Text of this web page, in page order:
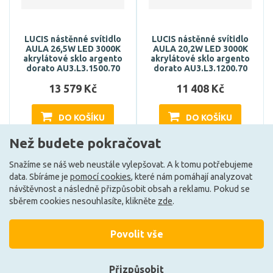
LUCIS nástěnné svítidlo
AULA 26,5W LED 3000K
akrylátové sklo argento
dorato AU3.L3.1500.70
13 579 Kč
DO KOŠÍKU
Může být u Vás 7. 9.
LUCIS nástěnné svítidlo
AULA 20,2W LED 3000K
akrylátové sklo argento
dorato AU3.L3.1200.70
11 408 Kč
DO KOŠÍKU
Může být u Vás 7. 9.
Ze stejné kolekce
Než budete pokračovat
Snažíme se náš web neustále vylepšovat. A k tomu potřebujeme
data. Sbíráme je pomocí cookies, které nám pomáhají analyzovat
návštěvnost a následně přizpůsobit obsah a reklamu. Pokud se
sběrem cookies nesouhlasíte, klikněte zde.
Přizpůsobit
Povolit vše